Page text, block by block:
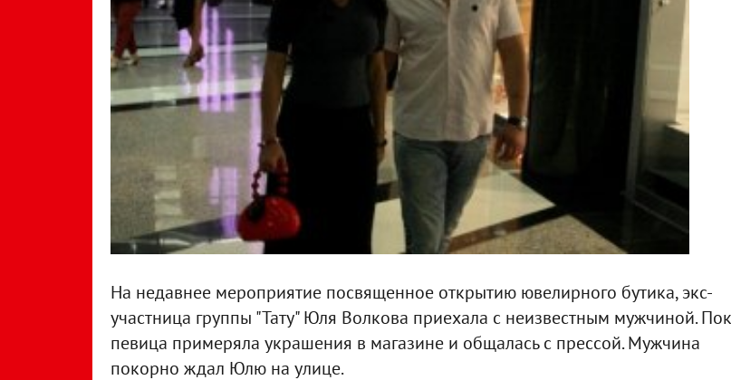
На недавнее мероприятие посвященное открытию ювелирного бутика, экс-
участница группы "Тату" Юля Волкова приехала с неизвестным мужчиной.
певица примеряла украшения в магазине и общалась с прессой. Мужчина
покорно ждал Юлю на улице.